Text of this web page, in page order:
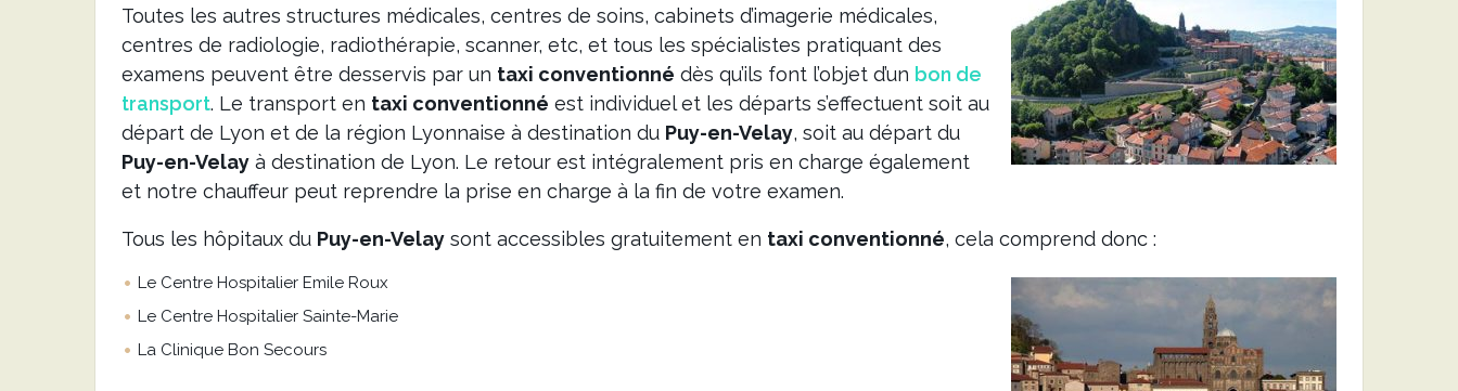
Toutes les autres structures médicales, centres de soins, cabinets d’imagerie médicales,
centres de radiologie, radiothérapie, scanner, etc, et tous les spécialistes pratiquant des
examens peuvent être desservis par un taxi conventionné dès qu’ils font l’objet d’un bon de
transport. Le transport en taxi conventionné est individuel et les départs s’effectuent soit au
départ de Lyon et de la région Lyonnaise à destination du Puy-en-Velay, soit au départ du
Puy-en-Velay à destination de Lyon. Le retour est intégralement pris en charge également
et notre chauffeur peut reprendre la prise en charge à la fin de votre examen.
Tous les hôpitaux du Puy-en-Velay sont accessibles gratuitement en taxi conventionné, cela comprend donc :
Le Centre Hospitalier Emile Roux
Le Centre Hospitalier Sainte-Marie
La Clinique Bon Secours